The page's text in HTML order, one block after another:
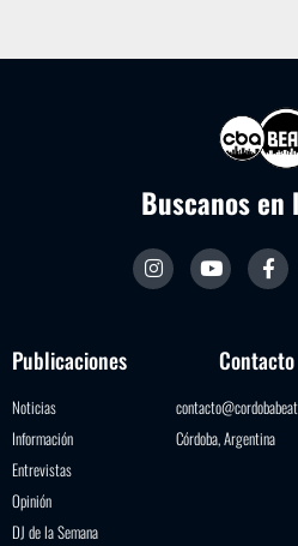
Buscanos en
Publicaciones
Noticias
Información
Entrevistas
Opinión
DJ de la Semana
Contacto
Córdoba, Argentina